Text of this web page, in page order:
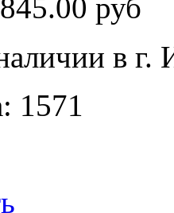
845.00 руб
в г.
1571